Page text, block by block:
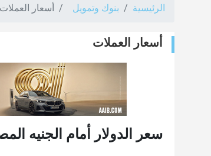
الرئيسية بنوك وتمويل أسعار العملات
أسعار العملات
سعر الدولار أمام الجنيه المصر،